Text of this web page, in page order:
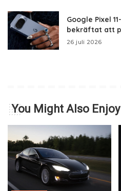
Google Pixel
bekräftat att
26 juli 2026
You Might Also Enjoy